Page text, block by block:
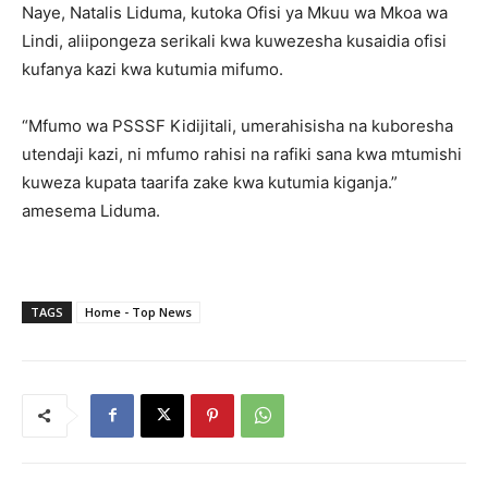
Naye, Natalis Liduma, kutoka Ofisi ya Mkuu wa Mkoa wa
Lindi, aliipongeza serikali kwa kuwezesha kusaidia ofisi
kufanya kazi kwa kutumia mifumo.
“Mfumo wa PSSSF Kidijitali, umerahisisha na kuboresha
utendaji kazi, ni mfumo rahisi na rafiki sana kwa mtumishi
kuweza kupata taarifa zake kwa kutumia kiganja.”
amesema Liduma.
TAGS Home - Top News